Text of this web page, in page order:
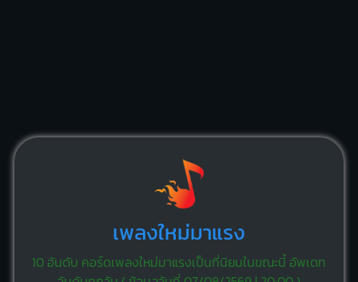
เพลงใหม่มาแรง
10 อันดับ คอร์ดเพลงใหม่มาแรงเป็นที่นิยมในขณะนี้ อัพเดท